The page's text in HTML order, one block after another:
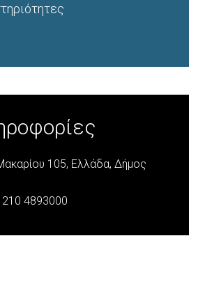
105, Ελλάδα, Δήμος
4893000